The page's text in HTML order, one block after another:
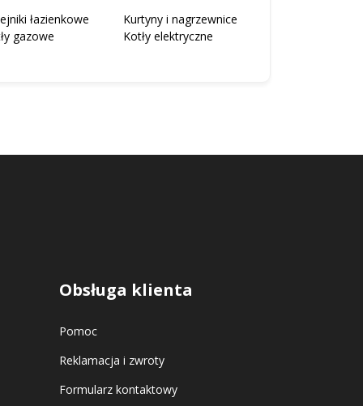
łazienkowe
Kurtyny i nagrzewnice
gazowe
Kotły elektryczne
Obsługa klienta
Pomoc
Reklamacja i zwroty
Formularz kontaktowy